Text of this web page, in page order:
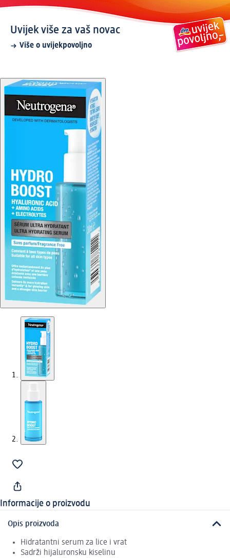
Uvijek više za vaš novac
Više o uvijekpovoljno
Informacije o proizvodu
Opis proizvoda
Hidratantni serum za lice i vrat
Sadrži hijaluronsku kiselinu